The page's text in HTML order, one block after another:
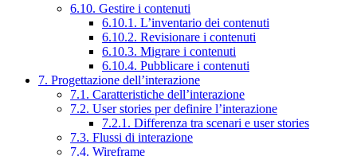
6.10. Gestire i contenuti
6.10.1. L’inventario dei contenuti
6.10.2. Revisionare i contenuti
6.10.3. Migrare i contenuti
6.10.4. Pubblicare i contenuti
7. Progettazione dell’interazione
7.1. Caratteristiche dell’interazione
7.2. User stories per definire l’interazione
7.2.1. Differenza tra scenari e user stories
7.3. Flussi di interazione
7.4. Wireframe